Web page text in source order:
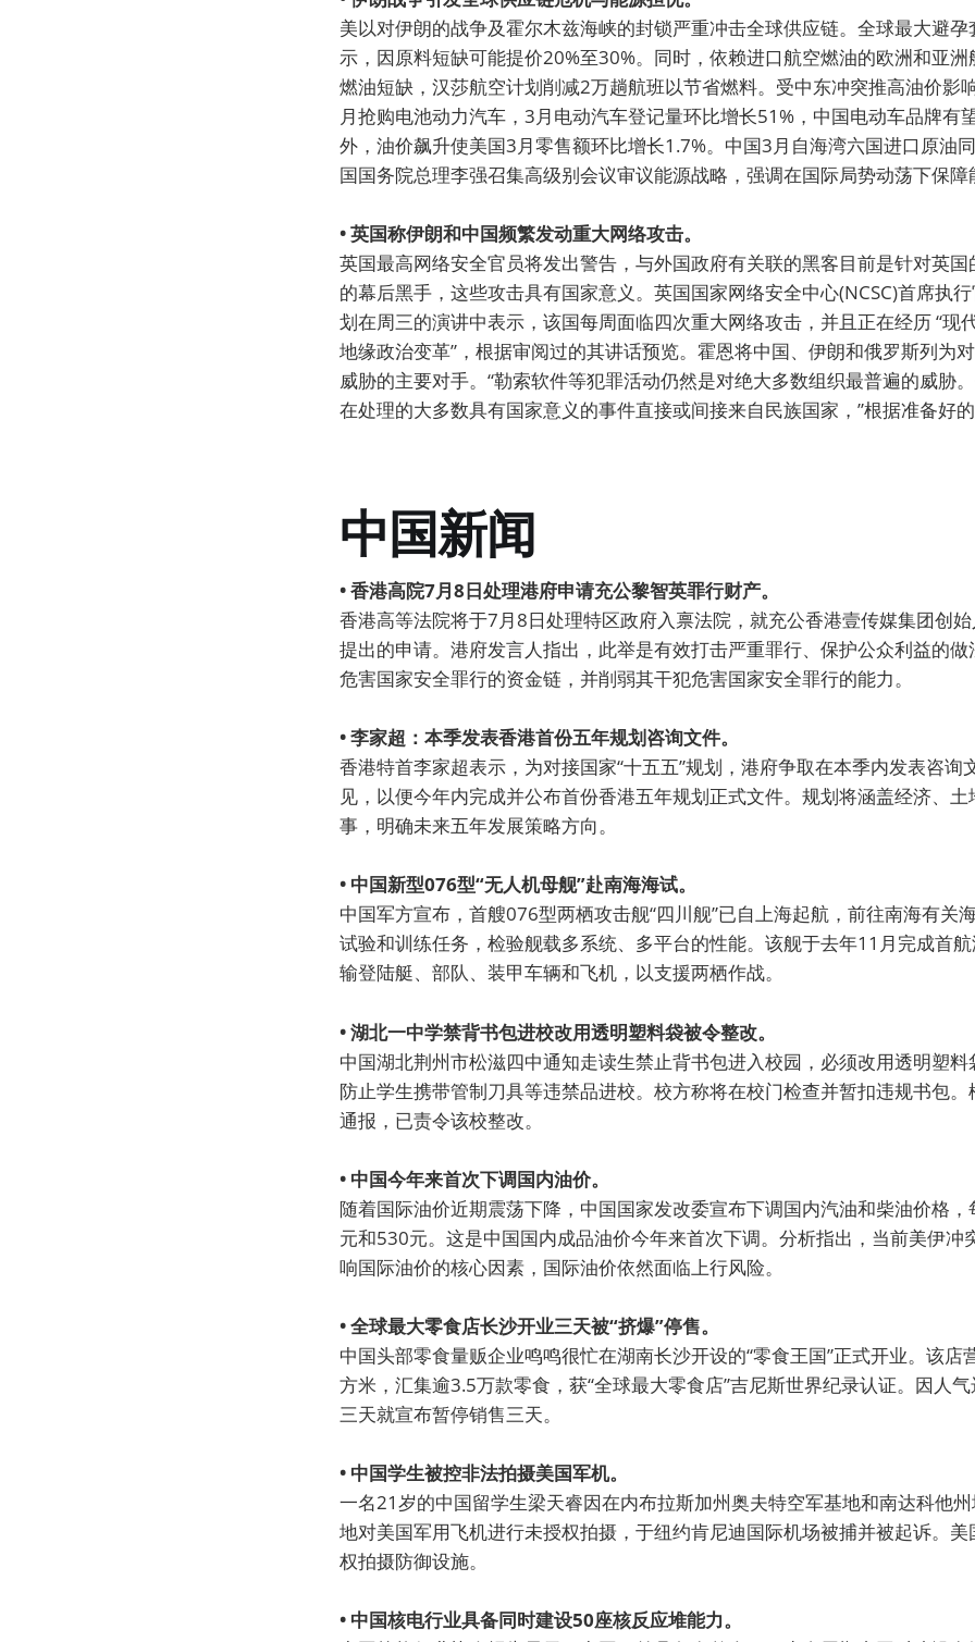
美以对伊朗的战争及霍尔木兹海峡的封锁严重冲击全球供应链。全球最大避
示，因原料短缺可能提价20%至30%。同时，依赖进口航空燃油的欧洲和亚
燃油短缺，汉莎航空计划削减2万趟航班以节省燃料。受中东冲突推高油价影
月抢购电池动力汽车，3月电动汽车登记量环比增长51%，中国电动车品牌有
外，油价飙升使美国3月零售额环比增长1.7%。中国3月自海湾六国进口原油
国国务院总理李强召集高级别会议审议能源战略，强调在国际局势动荡下保障
• 英国称伊朗和中国频繁发动重大网络攻击。
英国最高网络安全官员将发出警告，与外国政府有关联的黑客目前是针对英
的幕后黑手，这些攻击具有国家意义。英国国家网络安全中心(NCSC)首席执
划在周三的演讲中表示，该国每周面临四次重大网络攻击，并且正在经历 “现
地缘政治变革”，根据审阅过的其讲话预览。霍恩将中国、伊朗和俄罗斯列为
威胁的主要对手。“勒索软件等犯罪活动仍然是对绝大多数组织最普遍的威胁
在处理的大多数具有国家意义的事件直接或间接来自民族国家，”根据准备好的
中国新闻
• 香港高院7月8日处理港府申请充公黎智英罪行财产。
香港高等法院将于7月8日处理特区政府入禀法院，就充公香港壹传媒集团创
提出的申请。港府发言人指出，此举是有效打击严重罪行、保护公众利益的
危害国家安全罪行的资金链，并削弱其干犯危害国家安全罪行的能力。
• 李家超：本季发表香港首份五年规划咨询文件。
香港特首李家超表示，为对接国家“十五五”规划，港府争取在本季内发表咨询
见，以便今年内完成并公布首份香港五年规划正式文件。规划将涵盖经济、
事，明确未来五年发展策略方向。
• 中国新型076型“无人机母舰”赴南海海试。
中国军方宣布，首艘076型两栖攻击舰“四川舰”已自上海起航，前往南海有关
试验和训练任务，检验舰载多系统、多平台的性能。该舰于去年11月完成首
输登陆艇、部队、装甲车辆和飞机，以支援两栖作战。
• 湖北一中学禁背书包进校改用透明塑料袋被令整改。
中国湖北荆州市松滋四中通知走读生禁止背书包进入校园，必须改用透明塑料
防止学生携带管制刀具等违禁品进校。校方称将在校门检查并暂扣违规书包
通报，已责令该校整改。
• 中国今年来首次下调国内油价。
随着国际油价近期震荡下降，中国国家发改委宣布下调国内汽油和柴油价格
元和530元。这是中国国内成品油价今年来首次下调。分析指出，当前美伊冲
响国际油价的核心因素，国际油价依然面临上行风险。
• 全球最大零食店长沙开业三天被“挤爆”停售。
中国头部零食量贩企业鸣鸣很忙在湖南长沙开设的“零食王国”正式开业。该店
方米，汇集逾3.5万款零食，获“全球最大零食店”吉尼斯世界纪录认证。因人
三天就宣布暂停销售三天。
• 中国学生被控非法拍摄美国军机。
一名21岁的中国留学生梁天睿因在内布拉斯加州奥夫特空军基地和南达科他
地对美国军用飞机进行未授权拍摄，于纽约肯尼迪国际机场被捕并被起诉。
权拍摄防御设施。
• 中国核电行业具备同时建设50座核反应堆能力。